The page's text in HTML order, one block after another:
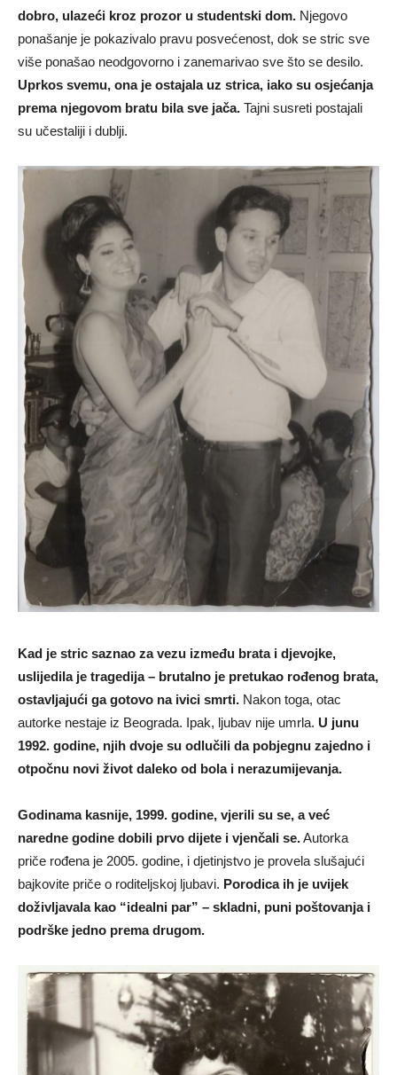
dobro, ulazeći kroz prozor u studentski dom. Njegovo
ponašanje je pokazivalo pravu posvećenost, dok se stric sve
više ponašao neodgovorno i zanemarivao sve što se desilo.
Uprkos svemu, ona je ostajala uz strica, iako su osjećanja
prema njegovom bratu bila sve jača. Tajni susreti postajali
su učestaliji i dublji.
Kad je stric saznao za vezu između brata i djevojke,
uslijedila je tragedija – brutalno je pretukao rođenog brata,
ostavljajući ga gotovo na ivici smrti. Nakon toga, otac
autorke nestaje iz Beograda. Ipak, ljubav nije umrla. U junu
1992. godine, njih dvoje su odlučili da pobjegnu zajedno i
otpočnu novi život daleko od bola i nerazumijevanja.
Godinama kasnije, 1999. godine, vjerili su se, a već
naredne godine dobili prvo dijete i vjenčali se.Autorka
priče rođena je 2005. godine, i djetinjstvo je provela slušajući
bajkovite priče o roditeljskoj ljubavi. Porodica ih je uvijek
doživljavala kao “idealni par” – skladni, puni poštovanja i
podrške jedno prema drugom.